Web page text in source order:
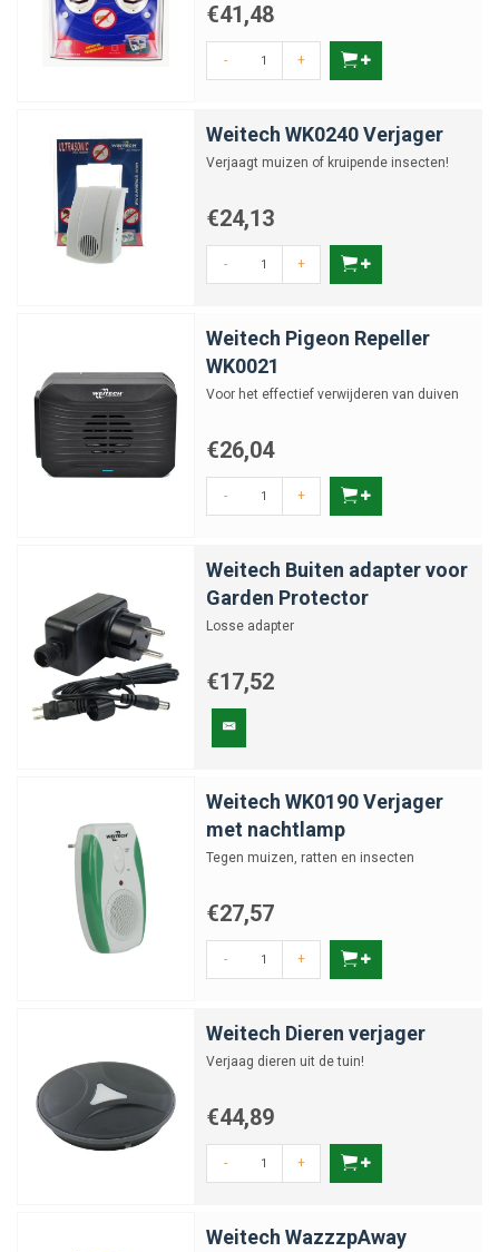
€41,48
- +
Weitech WK0240 Verjager
Verjaagt muizen of kruipende insecten!
€24,13
- +
Weitech Pigeon Repeller
WK0021
Voor het effectief verwijderen van duiven
€26,04
- +
Weitech Buiten adapter voor
Garden Protector
Losse adapter
€17,52
Weitech WK0190 Verjager
met nachtlamp
Tegen muizen, ratten en insecten
€27,57
- +
Weitech Dieren verjager
Verjaag dieren uit de tuin!
€44,89
- +
Weitech WazzzpAway